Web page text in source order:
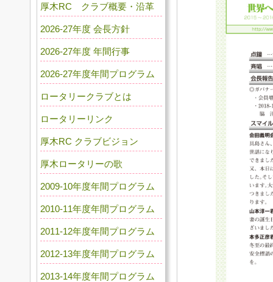
厚木RC クラブ概要・沿革
2026-27年度 会長方針
2026-27年度 年間行事
2026-27年度年間プログラム
ロータリークラブとは
ロータリーリンク
厚木RC クラブビジョン
厚木ロータリーの歌
2009-10年度年間プログラム
2010-11年度年間プログラム
2011-12年度年間プログラム
2012-13年度年間プログラム
2013-14年度年間プログラム